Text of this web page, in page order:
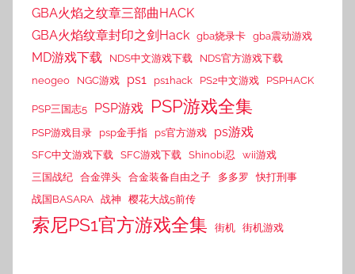
GBA火焰之纹章三部曲HACK
GBA火焰纹章封印之剑Hack gba烧录卡 gba震动游戏
MD游戏下载 NDS中文游戏下载
NDS官方游戏下载
neogeo
NGC游戏 ps1 ps1hack PS2中文游戏 PSPHACK
PSP三国志5 PSP游戏 PSP游戏全集
PSP游戏目录 psp金手指 ps官方游戏 ps游戏
SFC中文游戏下载 SFC游戏下载 Shinobi忍
wii游戏
三国战纪 合金弹头 合金装备自由之子 多多罗
快打刑事
战国BASARA 战神 樱花大战5前传
索尼PS1官方游戏全集 街机 街机游戏